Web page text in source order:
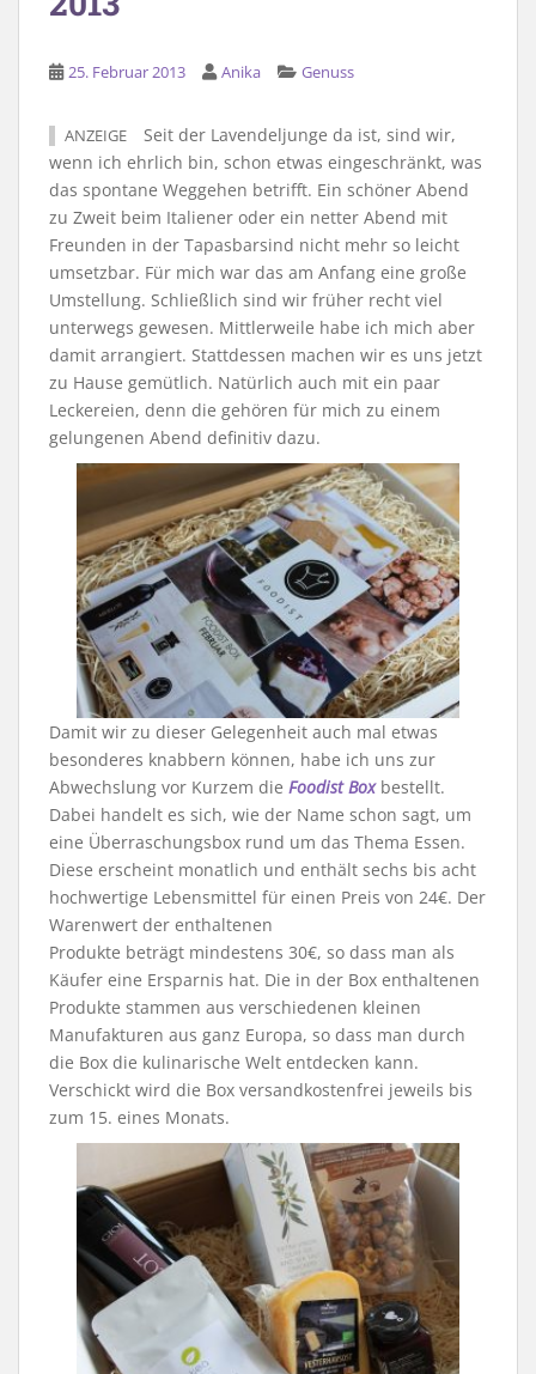
25. Februar 2013 Anika Genuss
ANZEIGE
Seit der Lavendeljunge da ist, sind wir,
wenn ich ehrlich bin, schon etwas eingeschränkt, was
das spontane Weggehen betrifft. Ein schöner Abend
zu Zweit beim Italiener oder ein netter Abend mit
Freunden in der Tapasbarsind nicht mehr so leicht
umsetzbar. Für mich war das am Anfang eine große
Umstellung. Schließlich sind wir früher recht viel
unterwegs gewesen. Mittlerweile habe ich mich aber
damit arrangiert. Stattdessen machen wir es uns jetzt
zu Hause gemütlich. Natürlich auch mit ein paar
Leckereien, denn die gehören für mich zu einem
gelungenen Abend definitiv dazu.
Damit wir zu dieser Gelegenheit auch mal etwas
besonderes knabbern können, habe ich uns zur
Abwechslung vor Kurzem die Foodist Boxbestellt.
Dabei handelt es sich, wie der Name schon sagt, um
eine Überraschungsbox rund um das Thema Essen.
Diese erscheint monatlich und enthält sechs bis acht
hochwertige Lebensmittel für einen Preis von 24€. Der
Warenwert der enthaltenen
Produkte beträgt mindestens 30€, so dass man als
Käufer eine Ersparnis hat. Die in der Box enthaltenen
Produkte stammen aus verschiedenen kleinen
Manufakturen aus ganz Europa, so dass man durch
die Box die kulinarische Welt entdecken kann.
Verschickt wird die Box versandkostenfrei jeweils bis
zum 15. eines Monats.